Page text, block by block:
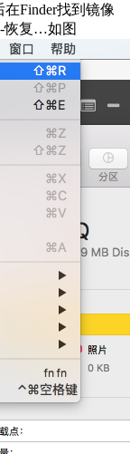
Finder找到镜像
恢复…如图